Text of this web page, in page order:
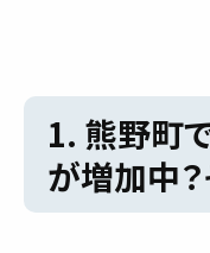
1. 熊野町
が増加中